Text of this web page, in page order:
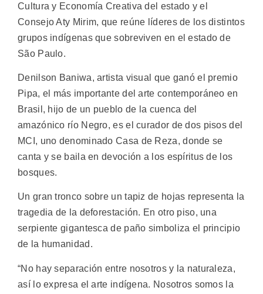
Cultura y Economía Creativa del estado y el
Consejo Aty Mirim, que reúne líderes de los distintos
grupos indígenas que sobreviven en el estado de
São Paulo.
Denilson Baniwa, artista visual que ganó el premio
Pipa, el más importante del arte contemporáneo en
Brasil, hijo de un pueblo de la cuenca del
amazónico río Negro, es el curador de dos pisos del
MCI, uno denominado Casa de Reza, donde se
canta y se baila en devoción a los espíritus de los
bosques.
Un gran tronco sobre un tapiz de hojas representa la
tragedia de la deforestación. En otro piso, una
serpiente gigantesca de paño simboliza el principio
de la humanidad.
“No hay separación entre nosotros y la naturaleza,
así lo expresa el arte indígena. Nosotros somos la